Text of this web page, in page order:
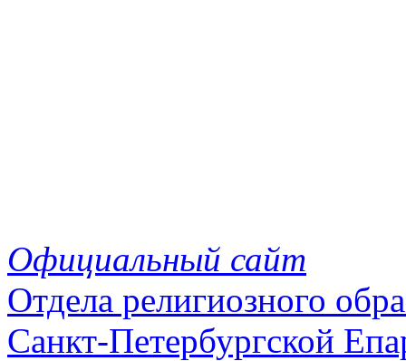
Официальный сайт
Отдела религиозного
Санкт-Петербургской